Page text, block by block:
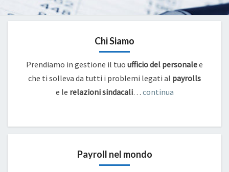
Chi Siamo
Prendiamo in gestione il tuo ufficio del personalee
che ti solleva da tutti i problemi legati al payrolls
e le relazioni sindacali… continua
Payroll nel mondo